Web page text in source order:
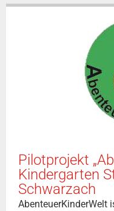
Pilotprojekt
Kindergarten
Schwarzach
AbenteuerKinderWelt